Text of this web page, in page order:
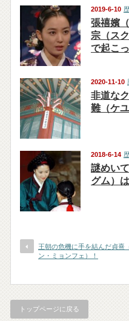
2019-6-10
張禧嬪
宗（ス
で起こ
2020-11-10
非道な
難（ケ
2018-6-14
謎めい
グム）
王朝の危機に手を結んだ貞熹
ン・ミョンフェ）！
トップページに戻る